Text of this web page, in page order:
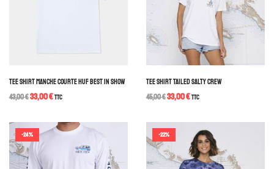
TEE SHIRT MANCHE COURTE HUF BEST IN SHOW
43,00€33,00€TTC
TEE SHIRT TAILED SALTY CREW
45,00€33,00€TTC
-24% -22%